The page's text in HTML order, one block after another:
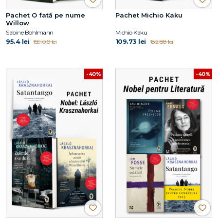
Pachet O fată pe nume
Willow
Sabine Bohlmann
95.4 lei 159.00 lei
Pachet Michio Kaku
Michio Kaku
109.73 lei 182.88 lei
-40% -40%